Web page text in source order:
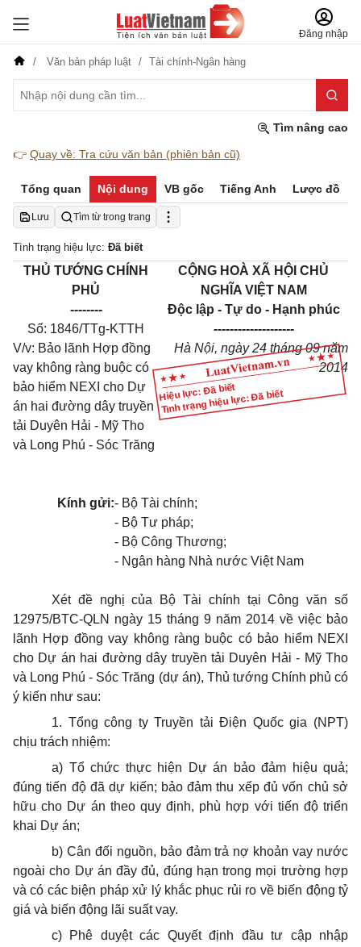
Đăng nhập
Văn bản pháp luật Tài chính-Ngân hàng
Tìm nâng cao
👉 Quay về: Tra cứu văn bản (phiên bản cũ)
Tổng quan Nội dung VB gốc Tiếng Anh Lược đồ
Lưu Tìm từ trong trang
Tình trạng hiệu lực: Đã biết
Hiệu lực: Đã biết
Tình trạng hiệu lực: Đã biết
THỦ TƯỚNG CHÍNH
PHỦ
--------
Số: 1846/TTg-KTTH
V/v: Bảo lãnh Hợp đồng
vay không ràng buộc có
bảo hiểm NEXI cho Dự
án hai đường dây truyền
tải Duyên Hải - Mỹ Tho
và Long Phú - Sóc Trăng
CỘNG HOÀ XÃ HỘI CHỦ
NGHĨA VIỆT NAM
Độc lập - Tự do - Hạnh phúc
--------------------
Hà Nội, ngày 24 tháng 09 năm
2014
Kính gửi:- Bộ Tài chính;
- Bộ Tư pháp;
- Bộ Công Thương;
- Ngân hàng Nhà nước Việt Nam
Xét đề nghị của Bộ Tài chính tại Công văn số
12975/BTC-QLN ngày 15 tháng 9 năm 2014 về việc bảo
lãnh Hợp đồng vay không ràng buộc có bảo hiểm NEXI
cho Dự án hai đường dây truyền tải Duyên Hải - Mỹ Tho
và Long Phú - Sóc Trăng (dự án), Thủ tướng Chính phủ có
ý kiến như sau:
1. Tổng công ty Truyền tải Điện Quốc gia (NPT)
chịu trách nhiệm:
a) Tổ chức thực hiện Dự án bảo đảm hiệu quả;
đúng tiến độ đã dự kiến; bảo đảm thu xếp đủ vốn chủ sở
hữu cho Dự án theo quy định, phù hợp với tiến độ triển
khai Dự án;
b) Cân đối nguồn, bảo đảm trả nợ khoản vay nước
ngoài cho Dự án đầy đủ, đúng hạn trong mọi trường hợp
và có các biện pháp xử lý khắc phục rủi ro về biến động tỷ
giá và biến động lãi suất vay.
c) Phê duyệt các Quyết định đầu tư cập nhập